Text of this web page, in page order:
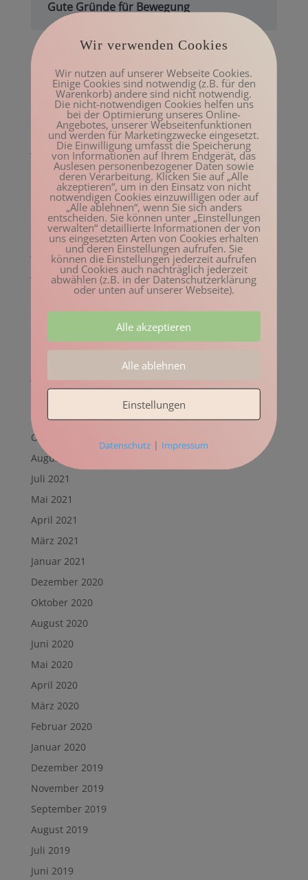
Gute Gründe für Bewegung
Archiv
Mai 2023
März 2023
Februar 2023
Januar 2023
Dezember 2022
November 2022
Oktober 2022
August 2022
Juli 2022
Juni 2022
April 2022
Februar 2022
Dezember 2021
November 2021
Oktober 2021
August 2021
Juli 2021
Mai 2021
April 2021
März 2021
Januar 2021
Dezember 2020
Oktober 2020
August 2020
Juni 2020
Mai 2020
April 2020
März 2020
Februar 2020
Januar 2020
Dezember 2019
November 2019
September 2019
August 2019
Juli 2019
Juni 2019
Wir verwenden Cookies
Wir nutzen auf unserer Webseite Cookies.
Einige Cookies sind notwendig (z.B. für den
Warenkorb) andere sind nicht notwendig.
Die nicht-notwendigen Cookies helfen uns
bei der Optimierung unseres Online-
Angebotes, unserer Webseitenfunktionen
und werden für Marketingzwecke eingesetzt.
Die Einwilligung umfasst die Speicherung
von Informationen auf Ihrem Endgerät, das
Auslesen personenbezogener Daten sowie
deren Verarbeitung. Klicken Sie auf „Alle
akzeptieren“, um in den Einsatz von nicht
notwendigen Cookies einzuwilligen oder auf
„Alle ablehnen“, wenn Sie sich anders
entscheiden. Sie können unter „Einstellungen
verwalten“ detaillierte Informationen der von
uns eingesetzten Arten von Cookies erhalten
und deren Einstellungen aufrufen. Sie
können die Einstellungen jederzeit aufrufen
und Cookies auch nachträglich jederzeit
abwählen (z.B. in der Datenschutzerklärung
oder unten auf unserer Webseite).
Alle akzeptieren
Alle ablehnen
Einstellungen
Datenschutz | Impressum